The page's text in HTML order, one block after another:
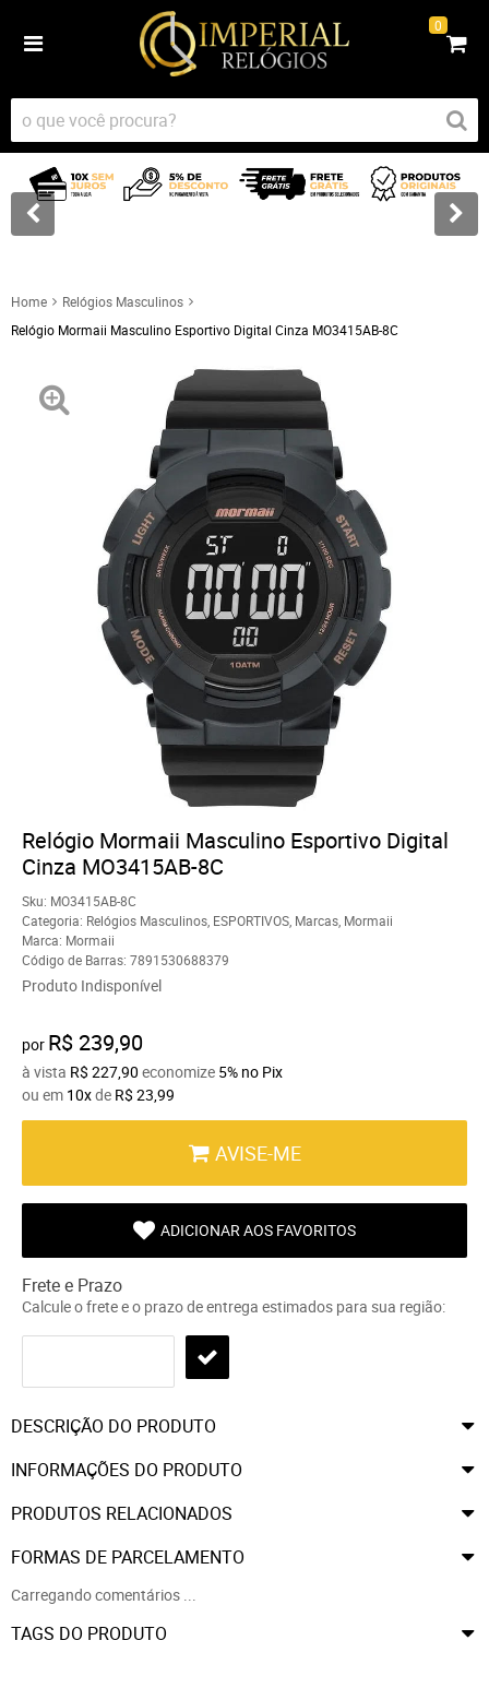
0
Home
Relógios Masculinos
Relógio Mormaii Masculino Esportivo Digital Cinza MO3415AB-8C
Relógio Mormaii Masculino Esportivo Digital
Cinza MO3415AB-8C
Sku: MO3415AB-8C
Categoria: Relógios Masculinos ESPORTIVOS Marcas Mormaii
Marca: Mormaii
Código de Barras: 7891530688379
Produto Indisponível
por R$ 239,90
à vista R$ 227,90 economize 5% no Pix
ou em 10xde R$ 23,99
AVISE-ME
ADICIONAR AOS FAVORITOS
Frete e Prazo
Calcule o frete e o prazo de entrega estimados para sua região:
DESCRIÇÃO DO PRODUTO
INFORMAÇÕES DO PRODUTO
PRODUTOS RELACIONADOS
FORMAS DE PARCELAMENTO
Carregando comentários ...
TAGS DO PRODUTO